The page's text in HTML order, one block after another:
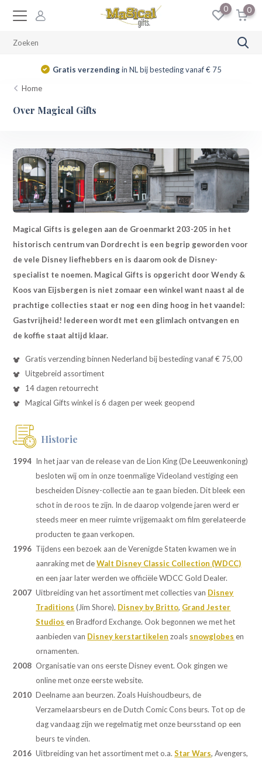
0 0
14 dagenretourrecht
Home
Over Magical Gifts
Magical Gifts is gelegen aan de Groenmarkt 203-205 in het
historisch centrum van Dordrecht is een begrip geworden voor
de vele Disney liefhebbers en is daarom ook de Disney-
specialist te noemen. Magical Gifts is opgericht door Wendy &
Koos van Eijsbergen is niet zomaar een winkel want naast al de
prachtige collecties staat er nog een ding hoog in het vaandel:
Gastvrijheid! Iedereen wordt met een glimlach ontvangen en
de koffie staat altijd klaar.
Gratis verzending binnen Nederland bij besteding vanaf € 75,00
Uitgebreid assortiment
14 dagen retourrecht
Magical Gifts winkel is 6 dagen per week geopend
Historie
1994 In het jaar van de release van de Lion King (De Leeuwenkoning)
besloten wij om in onze toenmalige Videoland vestiging een
bescheiden Disney-collectie aan te gaan bieden. Dit bleek een
schot in de roos te zijn. In de daarop volgende jaren werd er
steeds meer en meer ruimte vrijgemaakt om film gerelateerde
producten te gaan verkopen.
1996 Tijdens een bezoek aan de Verenigde Staten kwamen we in
aanraking met deWalt Disney Classic Collection (WDCC)
en een jaar later werden we officiële WDCC Gold Dealer.
2007 Uitbreiding van het assortiment met collecties van Disney
Traditions (Jim Shore), Disney by Britto, Grand Jester
Studios en Bradford Exchange. Ook begonnen we met het
aanbieden van Disney kerstartikelen zoals snowglobes en
ornamenten.
2008 Organisatie van ons eerste Disney event. Ook gingen we
online met onze eerste website.
2010 Deelname aan beurzen. Zoals Huishoudbeurs, de
Verzamelaarsbeurs en de Dutch Comic Cons beurs. Tot op de
dag vandaag zijn we regelmatig met onze beursstand op een
beurs te vinden.
2016 Uitbreiding van het assortiment met o.a.Star Wars, Avengers,